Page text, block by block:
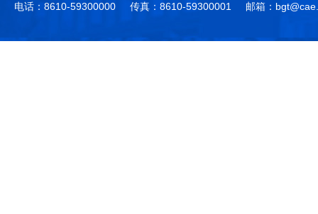
电话：8610-59300000
传真：8610-59300001 邮箱：